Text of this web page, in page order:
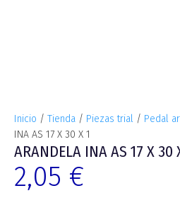
Inicio / Tienda / Piezas trial / Pedal
INA AS 17 X 30 X 1
ARANDELA INA AS 17 X 30
2,05 €